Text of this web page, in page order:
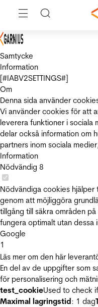
Samtycke
Information
[#IABV2SETTINGS#]
Om
Denna sida använder
Vi använder cookies för att
leverera funktioner i sociala
delar också information om
partners inom sociala
Information
Nödvändig 8
Nödvändiga cookies
genom att möjliggöra
tillgång till säkra områden
fungera optimalt utan dessa
Google
1
Läs mer om den här
En del av de uppgifter som
för personalisering och
test_cookieUsed to check
Maximal lagringstid: 1 dag